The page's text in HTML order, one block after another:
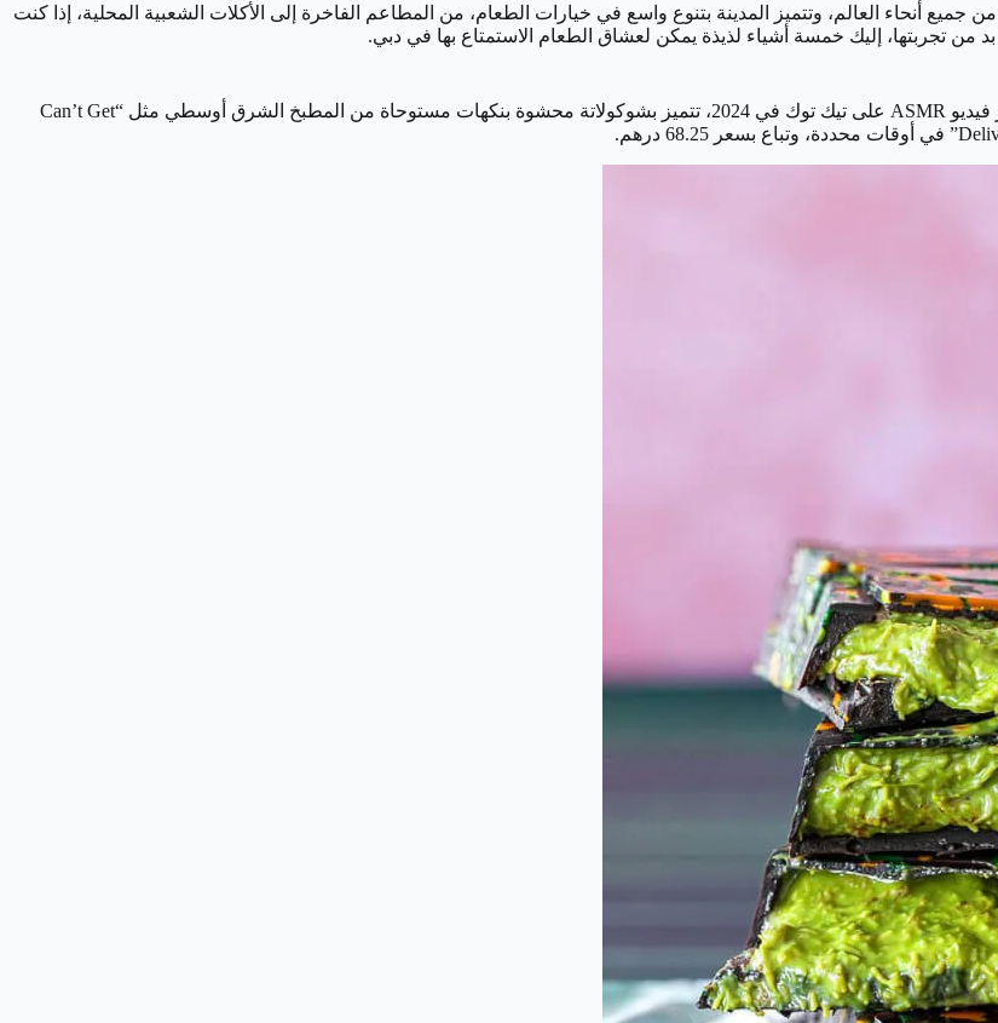
جميع أنحاء العالم، وتتميز المدينة بتنوع واسع في خيارات الطعام، من المطاعم الفاخرة إلى الأكلات الشعبية المحلية، إذا كنت
من تجربتها، إليك خمسة أشياء لذيذة يمكن لعشاق الطعام الاستمتاع بها في دبي.
أصبحت شوكولاتة FIX Dessert Chocolatier من أشهر الحلويات في دبي بعد انتشار فيديو ASMR على تيك توك في 2024، تتميز بشوكولاتة محشوة بنكهات مستوحاة من المطبخ الشرق أوسطي مثل “Can’t Get